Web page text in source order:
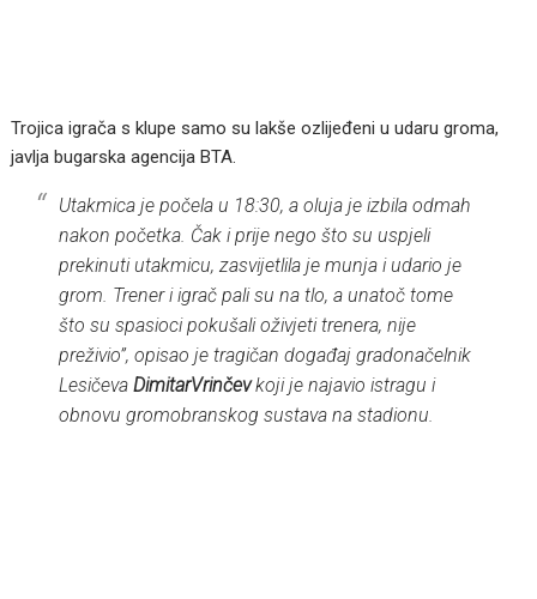
Trojica igrača s klupe samo su lakše ozlijeđeni u udaru groma,
javlja bugarska agencija BTA.
Utakmica je počela u 18:30, a oluja je izbila odmah
nakon početka. Čak i prije nego što su uspjeli
prekinuti utakmicu, zasvijetlila je munja i udario je
grom. Trener i igrač pali su na tlo, a unatoč tome
što su spasioci pokušali oživjeti trenera, nije
preživio”, opisao je tragičan događaj gradonačelnik
LesičevaDimitarVrinčevkoji je najavio istragu i
obnovu gromobranskog sustava na stadionu.